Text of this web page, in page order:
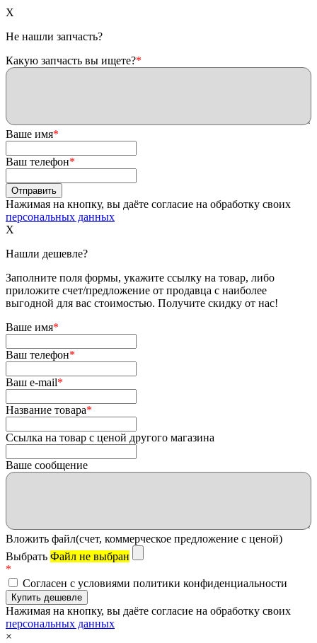
X
Не нашли запчасть?
Какую запчасть вы ищете?*
Ваше имя*
Ваш телефон*
Нажимая на кнопку, вы даёте согласие на обработку своих
персональных данных
X
Нашли дешевле?
Заполните поля формы, укажите ссылку на товар, либо
приложите счет/предложение от продавца с наиболее
выгодной для вас стоимостью. Получите скидку от нас!
Ваше имя*
Ваш телефон*
Ваш e-mail*
Название товара*
Ссылка на товар с ценой другого магазина
Ваше сообщение
Вложить файл(счет, коммерческое предложение с ценой)
Выбрать Файл не выбран
*
Согласен с условиями политики конфиденциальности
Нажимая на кнопку, вы даёте согласие на обработку своих
персональных данных
×